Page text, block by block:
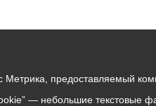
Метрика,
— небольшие текстовые